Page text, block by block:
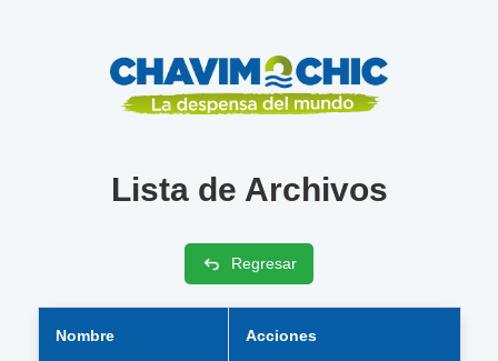
Lista de Archivos
Regresar
Nombre Acciones